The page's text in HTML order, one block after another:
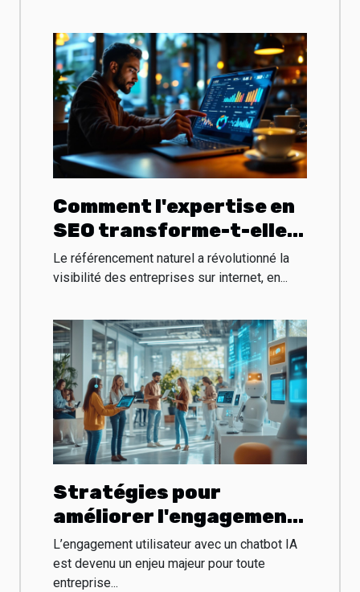
Comment l'expertise en
SEO transforme-t-elle
les entreprises locales ?
Le référencement naturel a révolutionné la
visibilité des entreprises sur internet, en...
Stratégies pour
améliorer l'engagement
utilisateur avec un
chatbot IA
L’engagement utilisateur avec un chatbot IA
est devenu un enjeu majeur pour toute
entreprise...